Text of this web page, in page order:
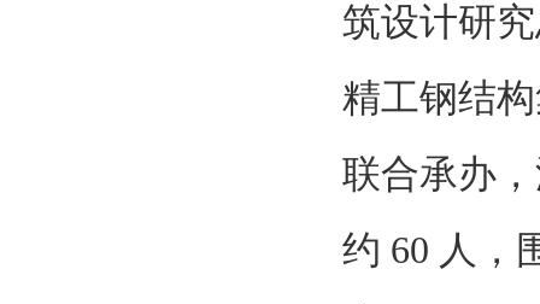
筑设计研
精工钢结
联合承办
约 60 人，